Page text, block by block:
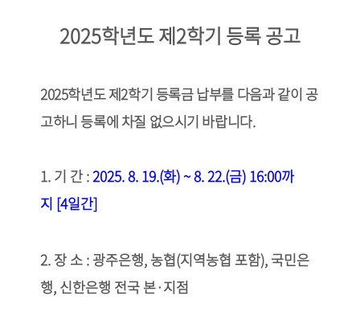
2025학년도 제2학기 등록 공고
2025학년도 제2학기 등록금 납부를 다음과 같이 공
고하니 등록에 차질 없으시기바랍니다.
1.기 간:2025. 8. 19.(화) ~ 8. 22.(금) 16:00까
지 [4일간]
2.장 소:광주은행,농협(지역농협 포함),국민은
행,신한은행 전국 본·지점